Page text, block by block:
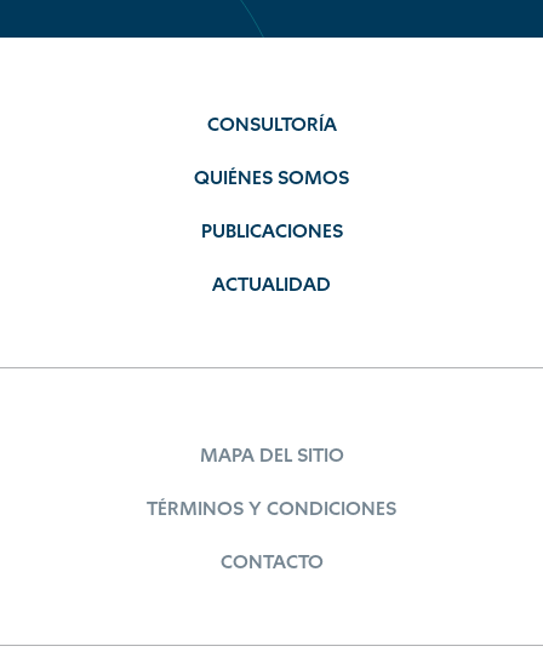
CONSULTORÍA
QUIÉNES SOMOS
PUBLICACIONES
ACTUALIDAD
MAPA DEL SITIO
TÉRMINOS Y CONDICIONES
CONTACTO